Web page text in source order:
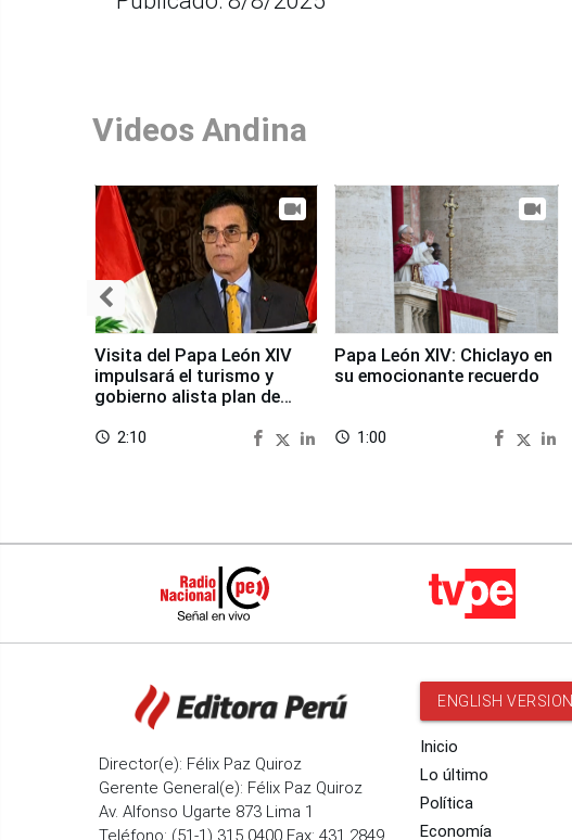
Videos Andina
Visita del Papa León XIV
impulsará el turismo y
gobierno alista plan de
access_time 2:10
Papa León XIV: Chiclayo en
su emocionante recuerdo
access_time 1:00
Director(e): Félix Paz Quiroz
Gerente General(e): Félix Paz Quiroz
Av. Alfonso Ugarte 873 Lima 1
Teléfono: (51-1) 315 0400 Fax: 431 2849
ENGLISH VERSION
Inicio
Lo último
Política
Economía